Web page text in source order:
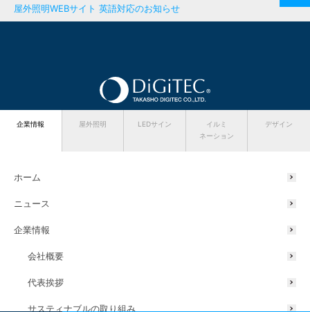
企業情報 屋外照明 LEDサイン
イルミ
ネーション
デザイン
ホーム
ニュース
企業情報
会社概要
代表挨拶
サスティナブルの取り組み
屋外照明WEBサイト 英語対応のお知らせ
お問い合わせ